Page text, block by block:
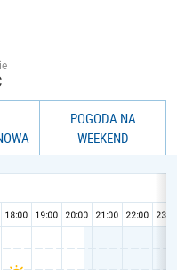
POGODA NA
WEEKEND